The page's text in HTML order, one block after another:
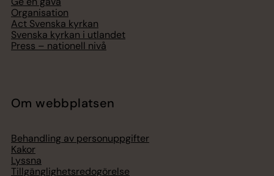
Organisation
Act Svenska kyrkan
Svenska kyrkan i utlandet
Press – nationell nivå
Om webbplatsen
Behandling av personuppgifter
Kakor
Lyssna
Tillgänglighetsredogörelse